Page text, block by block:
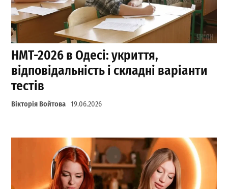
НМТ-2026 в Одесі: укриття,
відповідальність і складні варіанти
тестів
Вікторія Войтова 19.06.2026